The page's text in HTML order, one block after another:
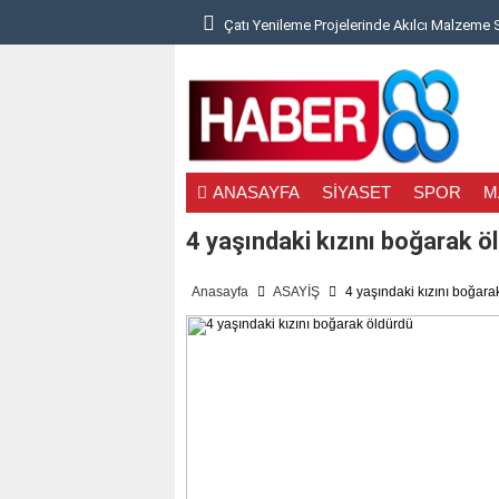
Çatı Yenileme Projelerinde Akılcı Malzeme
ANASAYFA SİYASET SPOR
4 yaşındaki kızını boğarak
Anasayfa ASAYİŞ 4 yaşındaki kızını